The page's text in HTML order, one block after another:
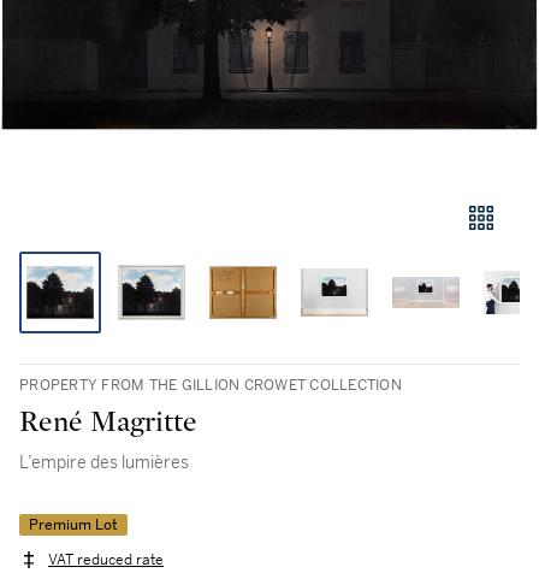
PROPERTY FROM THE GILLION CROWET COLLECTION
René Magritte
L’empire des lumières
Premium Lot
VAT reduced rate